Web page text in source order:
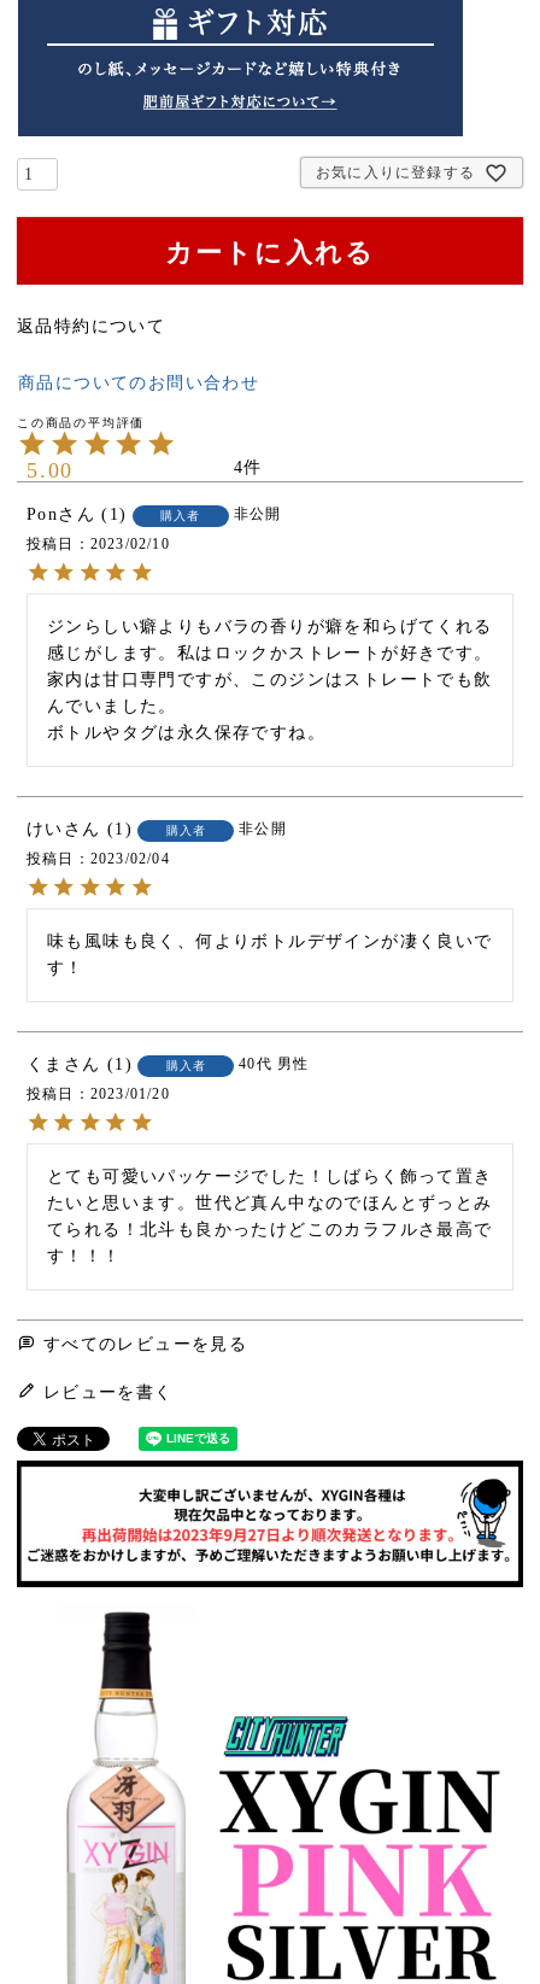
お気に入りに登録する
カートに入れる
返品特約について
商品についてのお問い合わせ
5.00 4
Pon 1 購入者
非公開
投稿日
2023/02/10
ジンらしい癖よりもバラの香りが癖を和らげてくれる
感じがします。私はロックかストレートが好きです。
家内は甘口専門ですが、このジンはストレートでも飲
んでいました。
ボトルやタグは永久保存ですね。
けい 1 購入者
非公開
投稿日
2023/02/04
味も風味も良く、何よりボトルデザインが凄く良いで
す！
くま 1 購入者 40代 男性
投稿日
2023/01/20
とても可愛いパッケージでした！しばらく飾って置き
たいと思います。世代ど真ん中なのでほんとずっとみ
てられる！北斗も良かったけどこのカラフルさ最高で
す！！！
すべてのレビューを見る
レビューを書く